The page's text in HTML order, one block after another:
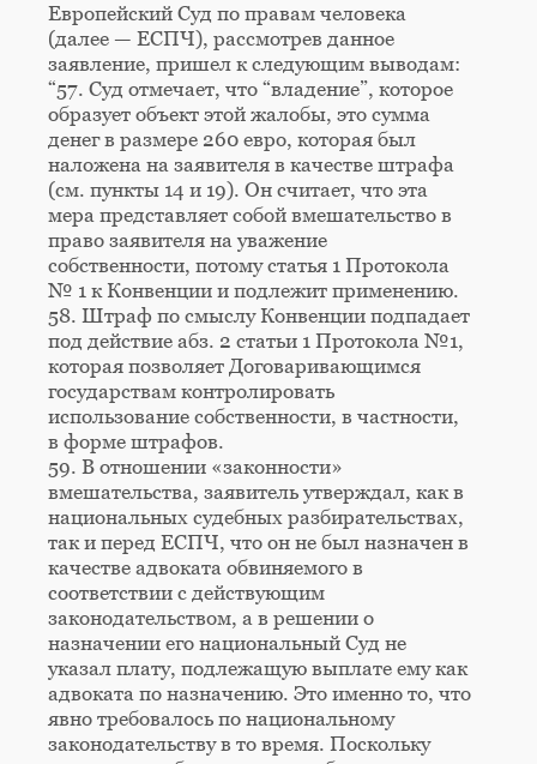
Европейский Суд по правам человека
(далее — ЕСПЧ), рассмотрев данное
заявление, пришел к следующим выводам:
“57. Суд отмечает, что “владение”, которое
образует объект этой жалобы, это сумма
денег в размере 260 евро, которая был
наложена на заявителя в качестве штрафа
(см. пункты 14 и 19). Он считает, что эта
мера представляет собой вмешательство в
право заявителя на уважение
собственности, потому статья 1 Протокола
№ 1 к Конвенции и подлежит применению.
58. Штраф по смыслу Конвенции подпадает
под действие абз. 2 статьи 1 Протокола №1,
которая позволяет Договаривающимся
государствам контролировать
использование собственности, в частности,
в форме штрафов.
59. В отношении «законности»
вмешательства, заявитель утверждал, как в
национальных судебных разбирательствах,
так и перед ЕСПЧ, что он не был назначен в
качестве адвоката обвиняемого в
соответствии с действующим
законодательством, а в решении о
назначении его национальный Суд не
указал плату, подлежащую выплате ему как
адвоката по назначению. Это именно то, что
явно требовалось по национальному
законодательству в то время. Поскольку